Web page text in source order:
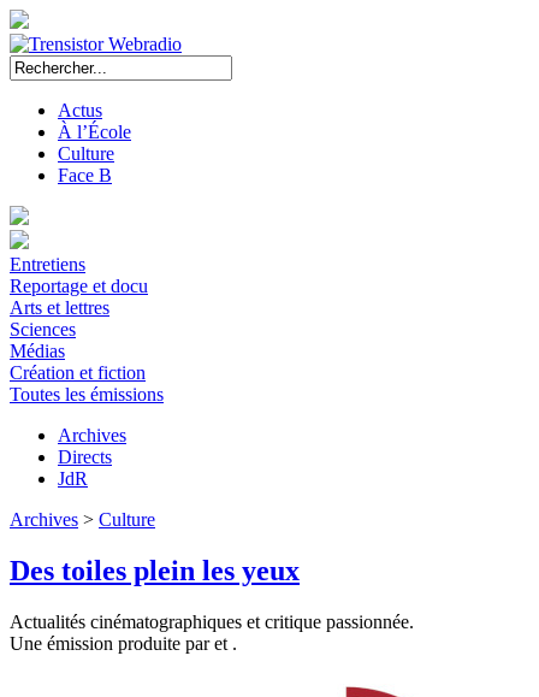
Actus
À l’École
Culture
Face B
Entretiens
Reportage et docu
Arts et lettres
Sciences
Médias
Création et fiction
Toutes les émissions
Archives
Directs
JdR
Archives > Culture
Des toiles plein les yeux
Actualités cinématographiques et critique passionnée.
Une émission produite paret .